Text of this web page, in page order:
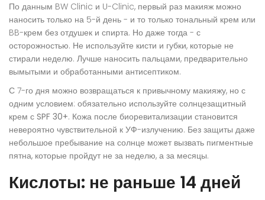
По данным BW Clinic и U-Clinic, первый раз макияж можно
наносить только на 5-й день - и то только тональный крем или
BB-крем без отдушек и спирта. Но даже тогда - с
осторожностью. Не используйте кисти и губки, которые не
стирали неделю. Лучше наносить пальцами, предварительно
вымытыми и обработанными антисептиком.
С 7-го дня можно возвращаться к привычному макияжу, но с
одним условием: обязательно используйте солнцезащитный
крем с SPF 30+. Кожа после биоревитализации становится
невероятно чувствительной к УФ-излучению. Без защиты даже
небольшое пребывание на солнце может вызвать пигментные
пятна, которые пройдут не за неделю, а за месяцы.
Кислоты: не раньше 14 дней